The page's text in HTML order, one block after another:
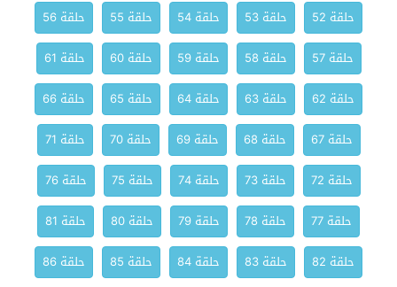
حلقة 52
حلقة 53 حلقة 54 حلقة 55
حلقة 56
حلقة 57
حلقة 58 حلقة 59 حلقة 60
حلقة 61
حلقة 62
حلقة 63 حلقة 64 حلقة 65
حلقة 66
حلقة 67
حلقة 68 حلقة 69 حلقة 70
حلقة 71
حلقة 72
حلقة 73 حلقة 74 حلقة 75
حلقة 76
حلقة 77
حلقة 78 حلقة 79 حلقة 80
حلقة 81
حلقة 82
حلقة 83 حلقة 84 حلقة 85 حلقة 86